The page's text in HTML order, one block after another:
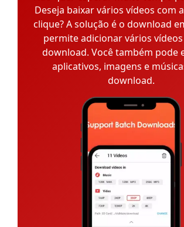
Deseja baixar vários vídeos com
clique? A solução é o download
permite adicionar vários
download. Você também pode
aplicativos, imagens e
download.